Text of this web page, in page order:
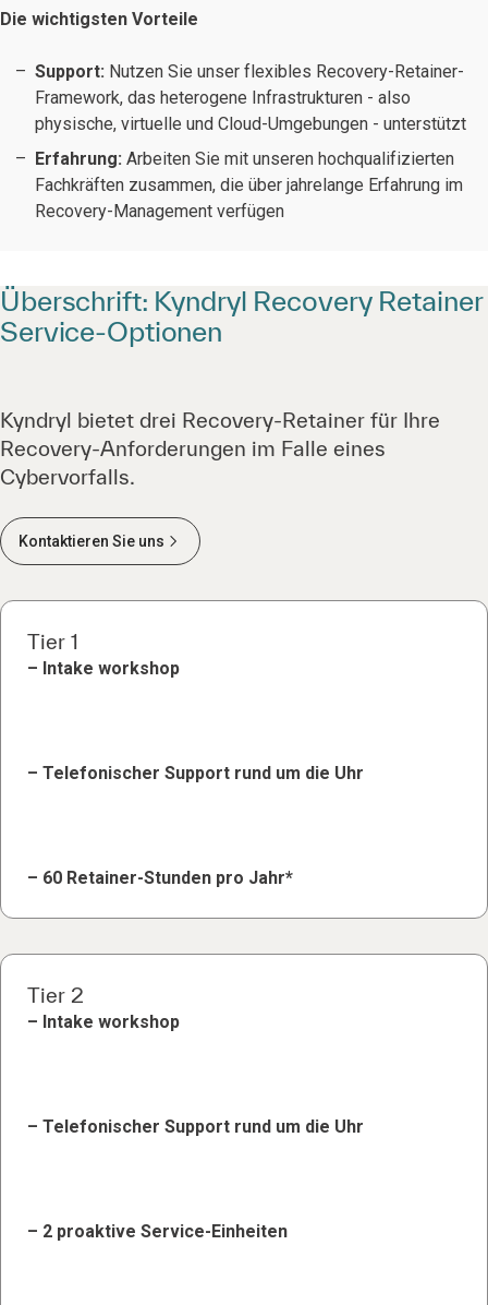
Die wichtigsten Vorteile
Support: Nutzen Sie unser flexibles Recovery-Retainer-
Framework, das heterogene Infrastrukturen - also
physische, virtuelle und Cloud-Umgebungen - unterstützt
Erfahrung: Arbeiten Sie mit unseren hochqualifizierten
Fachkräften zusammen, die über jahrelange Erfahrung im
Recovery-Management verfügen
Überschrift: Kyndryl Recovery Retainer
Service-Optionen
Kyndryl bietet drei Recovery-Retainer für Ihre
Recovery-Anforderungen im Falle eines
Cybervorfalls.
Kontaktieren Sie uns
Tier 1
– Intake workshop
– Telefonischer Support rund um die Uhr
– 60 Retainer-Stunden pro Jahr*
Tier 2
– Intake workshop
– Telefonischer Support rund um die Uhr
– 2 proaktive Service-Einheiten